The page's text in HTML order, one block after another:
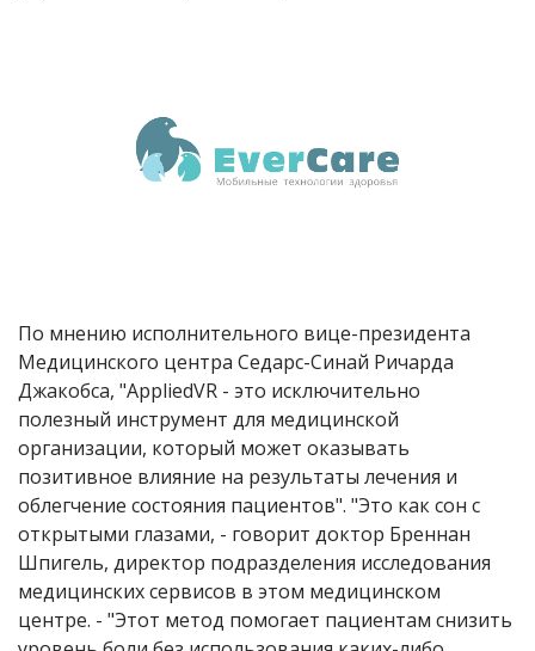
По мнению исполнительного вице-президента
Медицинского центра Седарс-Синай Ричарда
Джакобса, "AppliedVR - это исключительно
полезный инструмент для медицинской
организации, который может оказывать
позитивное влияние на результаты лечения и
облегчение состояния пациентов". "Это как сон с
открытыми глазами, - говорит доктор Бреннан
Шпигель, директор подразделения исследования
медицинских сервисов в этом медицинском
центре. - "Этот метод помогает пациентам снизить